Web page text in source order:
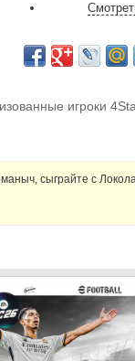
игроки
сыграйте с